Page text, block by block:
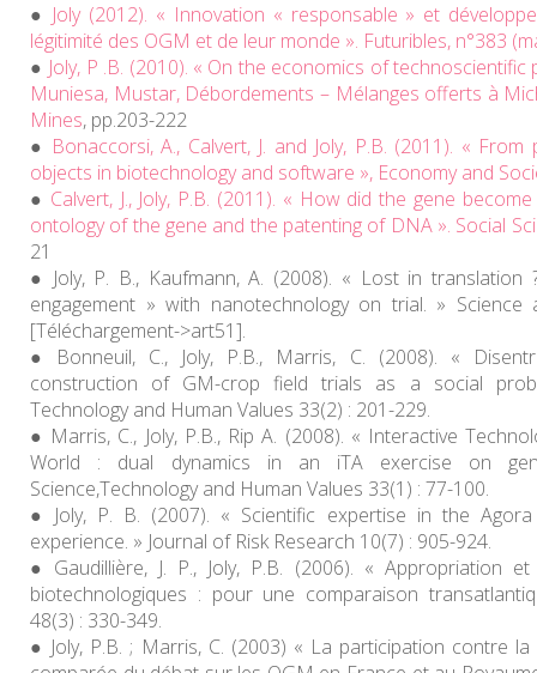
Joly (2012). « Innovation « responsable » et
légitimité des OGM et de leur monde ». Futuribles, n°383
Joly, P .B. (2010). « On the economics of technoscientific
Muniesa, Mustar, Débordements – Mélanges offerts à
Mines, pp.203-222
Bonaccorsi, A., Calvert, J. and Joly, P.B. (2011). «
objects in biotechnology and software », Economy and
Calvert, J., Joly, P.B. (2011). « How did the gene
ontology of the gene and the patenting of DNA ». Social
21
Joly, P. B., Kaufmann, A. (2008). « Lost in
engagement » with nanotechnology on trial. » Science
[Téléchargement->art51].
Bonneuil, C., Joly, P.B., Marris, C. (2008). «
construction of GM-crop field trials as a social
Technology and Human Values 33(2) : 201-229.
Marris, C., Joly, P.B., Rip A. (2008). « Interactive
World : dual dynamics in an iTA exercise on
Science,Technology and Human Values 33(1) : 77-100.
Joly, P. B. (2007). « Scientific expertise in the
experience. » Journal of Risk Research 10(7) : 905-924.
Gaudillière, J. P., Joly, P.B. (2006). « Appropriation
biotechnologiques : pour une comparaison
48(3) : 330-349.
Joly, P.B. ; Marris, C. (2003) « La participation contre